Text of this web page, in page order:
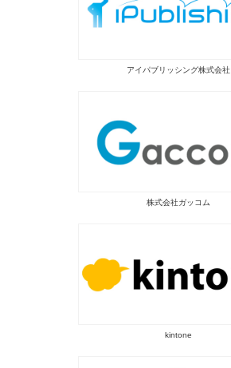
アイパブリッシング株式会社
株式会社ガッコム
kintone